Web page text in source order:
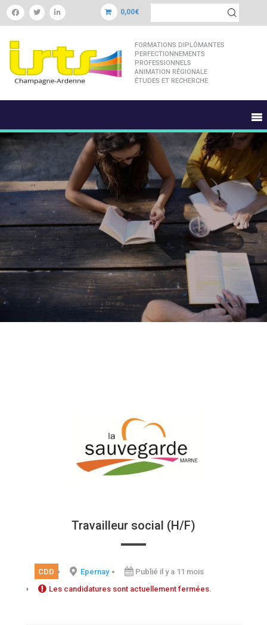
0,00€
FORMATIONS DIPLÔMANTES
PERFECTIONNEMENTS
PROFESSIONNELS
ANIMATION RÉGIONALE
ÉTUDES ET RECHERCHE
Travailleur social (H/F)
CDD Epernay
Publié il y a 11 mois
Les candidatures sont actuellement fermées.